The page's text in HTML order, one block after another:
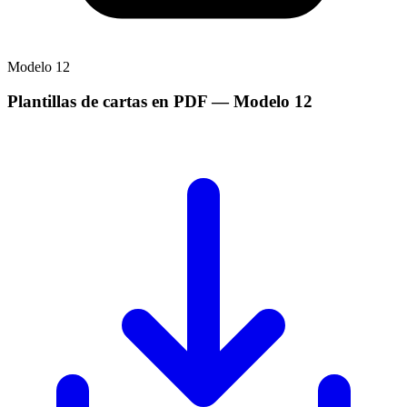
Modelo 12
Plantillas de cartas en PDF— Modelo 12